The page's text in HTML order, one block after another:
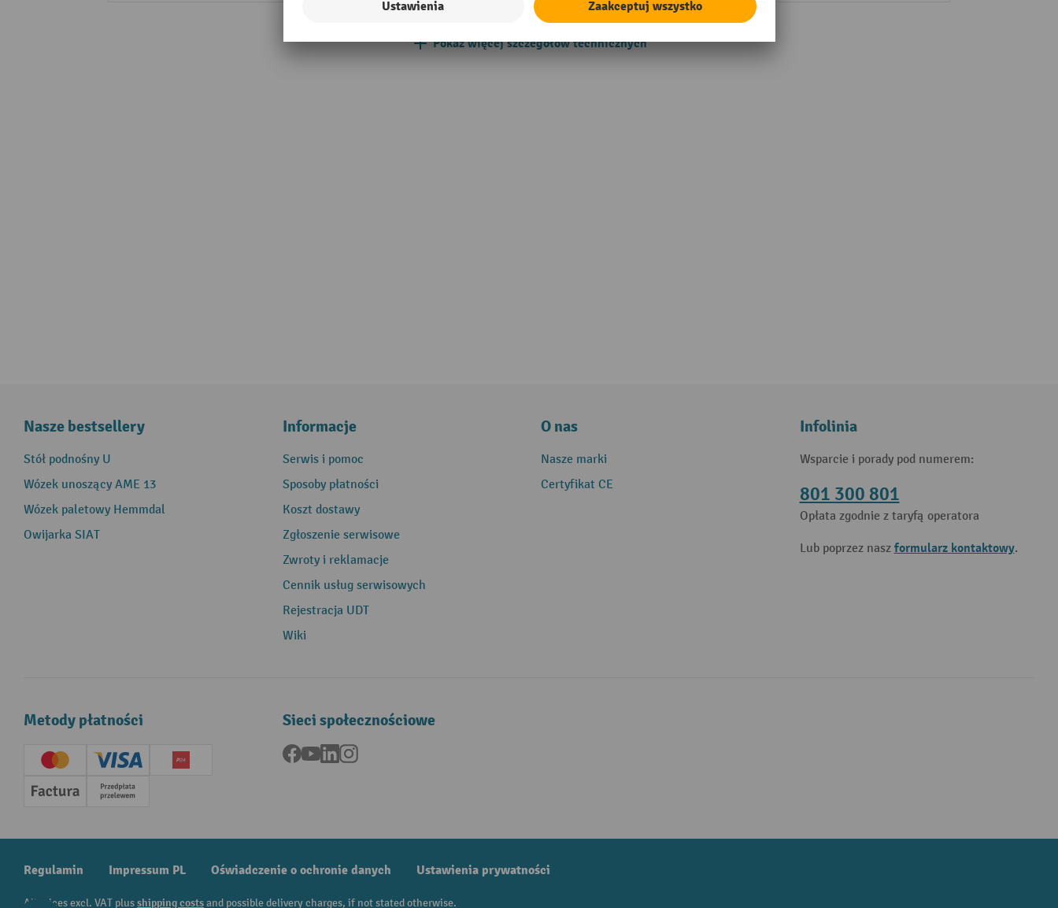
Pokaż więcej szczegółów technicznych
Nasze bestsellery
Stół podnośny U
Wózek unoszący AME 13
Wózek paletowy Hemmdal
Owijarka SIAT
Informacje
Serwis i pomoc
Sposoby płatności
Koszt dostawy
Zgłoszenie serwisowe
Zwroty i reklamacje
Cennik usług serwisowych
Rejestracja UDT
Wiki
O nas
Nasze marki
Certyfikat CE
Infolinia
Wsparcie i porady pod numerem:
801 300 801
Opłata zgodnie z taryfą operatora
Lub poprzez nasz formularz kontaktowy.
Metody płatności
Creditcard (Master)Creditcard (Visa)
P24
Factura Przedpłata
Sieci społecznościowe
Facebook
YouTubeLinkedInInstagram
Regulamin Impressum PL Oświadczenie o ochronie danych Ustawienia prywatności
All prices excl. VAT plusshipping costsand possible delivery charges, if not stated otherwise.